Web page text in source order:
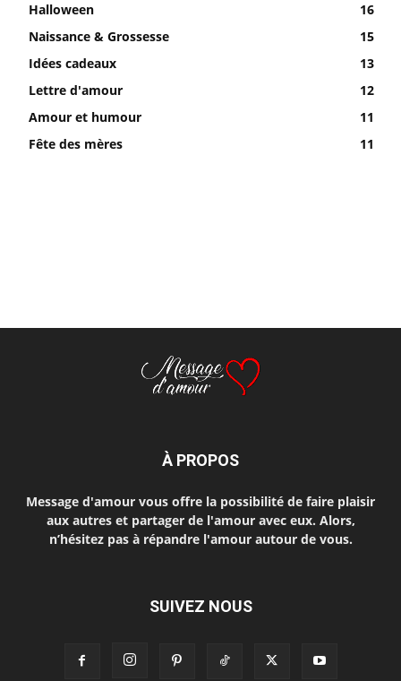
Halloween
16
Naissance & Grossesse
15
Idées cadeaux
13
Lettre d'amour
12
Amour et humour
11
Fête des mères
11
À PROPOS
Message d'amour vous offre la possibilité de faire plaisir
aux autres et partager de l'amour avec eux. Alors,
n’hésitez pas à répandre l'amour autour de vous.
SUIVEZ NOUS